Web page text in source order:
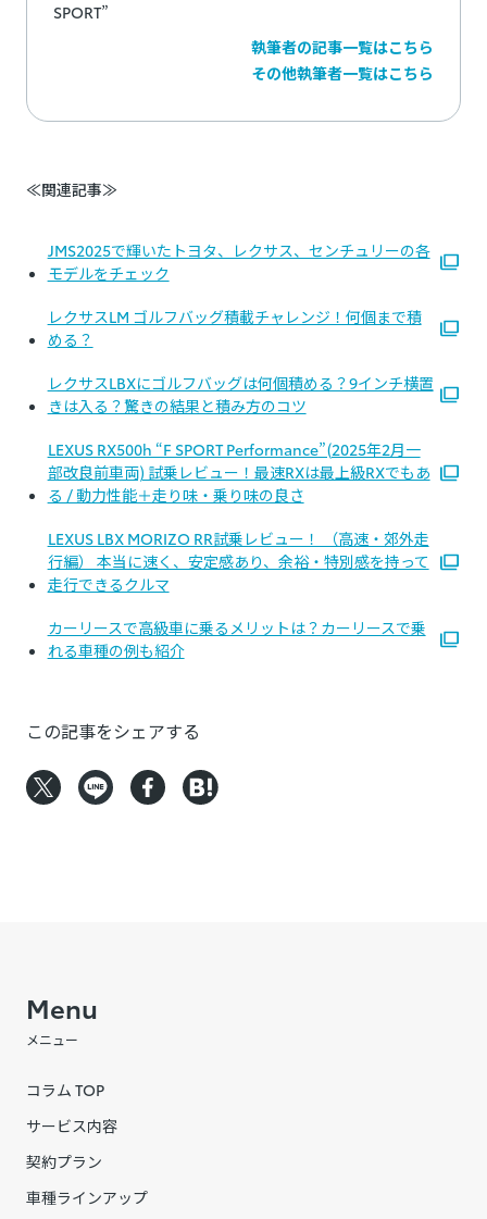
SPORT”
執筆者の記事一覧はこちら
その他執筆者一覧はこちら
≪関連記事≫
JMS2025で輝いたトヨタ、レクサス、センチュリーの各
モデルをチェック
レクサスLM ゴルフバッグ積載チャレンジ！何個まで積
める？
レクサスLBXにゴルフバッグは何個積める？9インチ横置
きは入る？驚きの結果と積み方のコツ
LEXUS RX500h “F SPORT Performance”(2025年2月一
部改良前車両) 試乗レビュー！最速RXは最上級RXでもあ
る / 動力性能＋走り味・乗り味の良さ
LEXUS LBX MORIZO RR試乗レビュー！ （高速・郊外走
行編） 本当に速く、安定感あり、余裕・特別感を持って
走行できるクルマ
カーリースで高級車に乗るメリットは？カーリースで乗
れる車種の例も紹介
この記事をシェアする
Menu
メニュー
コラム TOP
サービス内容
契約プラン
車種ラインアップ